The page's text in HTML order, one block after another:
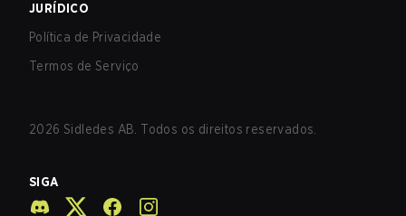
JURÍDICO
Política de Privacidade
Termos de Serviço
2026 Sidledes AB. Todos os direitos reservados.
SIGA